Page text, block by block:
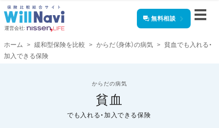
運営会社:
無料相談
ホーム 緩和型保険を比較 からだ（身体）の病気
貧血でも入れる・
加入できる保険
からだの病気
貧血
でも入れる・加入できる保険